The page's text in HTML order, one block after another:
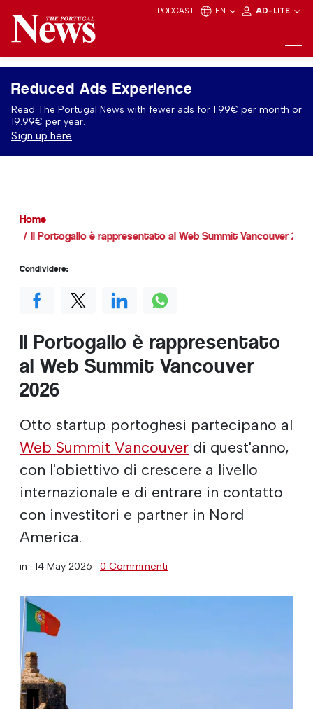
PODCAST EN AD-LITE
Reduced Ads Experience
Read The Portugal News with fewer ads for 1.99€ per month or
19.99€ per year.
Sign up here
Home
Il Portogallo è rappresentato al Web Summit Vancouver 2026
Il Portogallo è rappresentato
al Web Summit Vancouver
2026
Otto startup portoghesi partecipano al
Web Summit Vancouver di quest'anno,
con l'obiettivo di crescere a livello
internazionale e di entrare in contatto
con investitori e partner in Nord
America.
in · 14 May 2026 · 0 Commmenti
Condividere: